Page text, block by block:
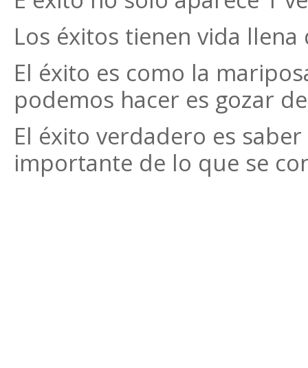
Los éxitos tienen vida llena
El éxito es como la
podemos hacer es gozar
El éxito verdadero es
importante de lo que se